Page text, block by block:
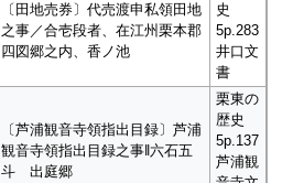
〔田地売券〕代売渡申私領田地
之事／合壱段者、在江州栗本郡
四図郷之内、香ノ池
史
5p.283
井口文
書
〔芦浦観音寺領指出目録〕芦浦
観音寺領指出目録之事‖六石五
斗 出庭郷
栗東の
歴史
5p.137
芦浦観